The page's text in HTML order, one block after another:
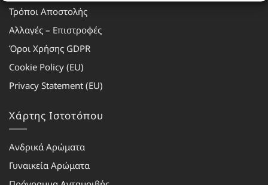
Τρόποι Αποστολής
Αλλαγές – Επιστροφές
Όροι Χρήσης GDPR
Cookie Policy (EU)
Privacy Statement (EU)
Χάρτης Ιστοτόπου
Ανδρικά Αρώματα
Γυναικεία Αρώματα